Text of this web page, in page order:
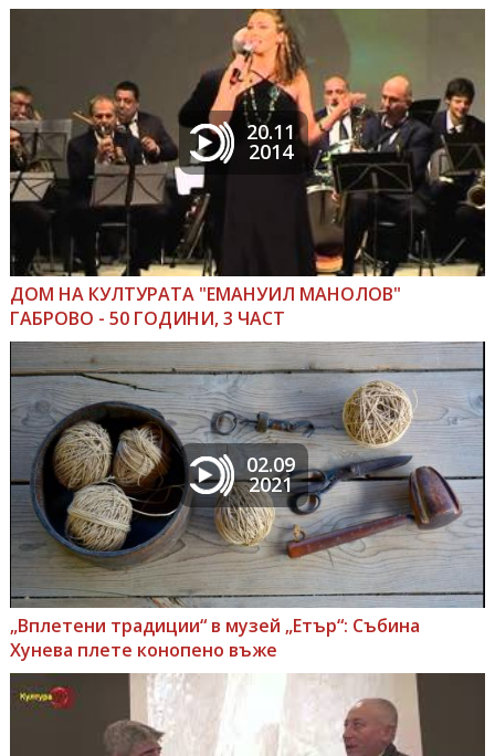
20.11
2014
ДОМ НА КУЛТУРАТА "ЕМАНУИЛ МАНОЛОВ"
ГАБРОВО - 50 ГОДИНИ, 3 ЧАСТ
02.09
2021
„Вплетени традиции“ в музей „Етър“: Събина
Хунева плете конопено въже